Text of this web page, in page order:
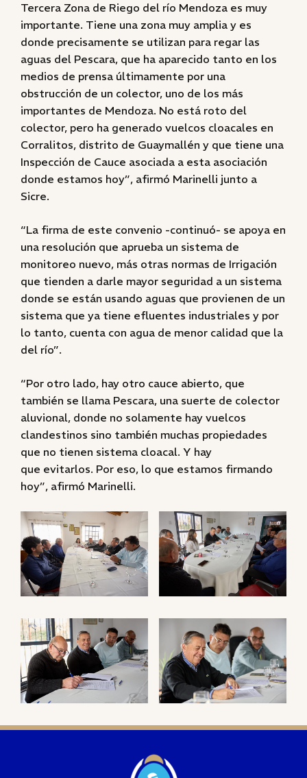
Tercera Zona de Riego del río Mendoza es muy
importante. Tiene una zona muy amplia y es
donde precisamente se utilizan para regar las
aguas del Pescara, que ha aparecido tanto en los
medios de prensa últimamente por una
obstrucción de un colector, uno de los más
importantes de Mendoza. No está roto del
colector, pero ha generado vuelcos cloacales en
Corralitos, distrito de Guaymallén y que tiene una
Inspección de Cauce asociada a esta asociación
donde estamos hoy”, afirmó Marinelli junto a
Sicre.
“La firma de este convenio -continuó- se apoya en
una resolución que aprueba un sistema de
monitoreo nuevo, más otras normas de Irrigación
que tienden a darle mayor seguridad a un sistema
donde se están usando aguas que provienen de un
sistema que ya tiene efluentes industriales y por
lo tanto, cuenta con agua de menor calidad que la
del río”.
“Por otro lado, hay otro cauce abierto, que
también se llama Pescara, una suerte de colector
aluvional, donde no solamente hay vuelcos
clandestinos sino también muchas propiedades
que no tienen sistema cloacal. Y hay
que evitarlos. Por eso, lo que estamos firmando
hoy”, afirmó Marinelli.